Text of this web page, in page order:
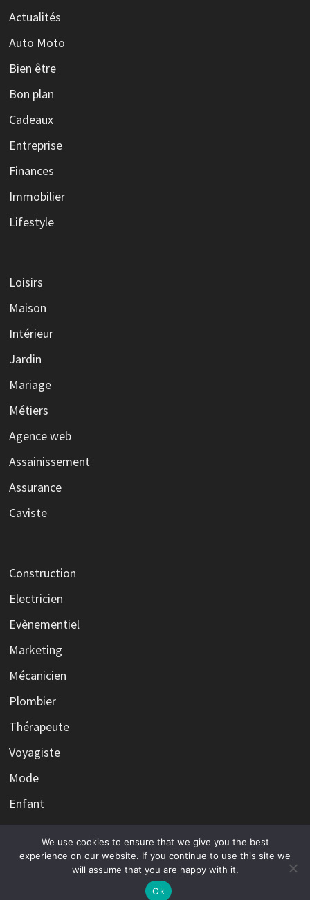
Actualités
Auto Moto
Bien être
Bon plan
Cadeaux
Entreprise
Finances
Immobilier
Lifestyle
Loisirs
Maison
Intérieur
Jardin
Mariage
Métiers
Agence web
Assainissement
Assurance
Caviste
Construction
Electricien
Evènementiel
Marketing
Mécanicien
Plombier
Thérapeute
Voyagiste
Mode
Enfant
Copyright © 2026Le fantôme du web qui hante vos
WordPress
We use cookies to ensure that we give you the best
experience on our website. If you continue to use this site we
will assume that you are happy with it.
Ok